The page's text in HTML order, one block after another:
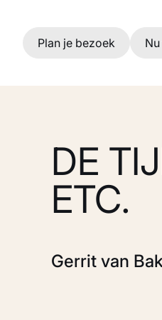
Ga naar hoofdinhoud
Plan je bezoek
DE
ETC.
Gerrit van